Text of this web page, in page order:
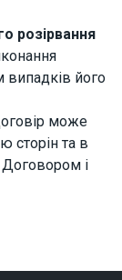
розірвання
випадків його
може
сторін та в
і